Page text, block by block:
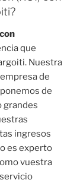
que
Nuestra
de
de
grandes
ingresos
es experto
vuestra